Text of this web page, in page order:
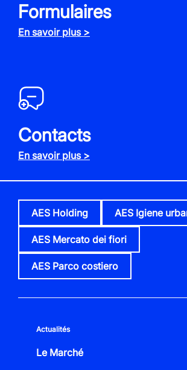
Formulaires
En savoir plus >
Contacts
En savoir plus >
AES Holding AES Igiene
AES Mercato dei fiori
AES Parco costiero
Actualités
Le Marché